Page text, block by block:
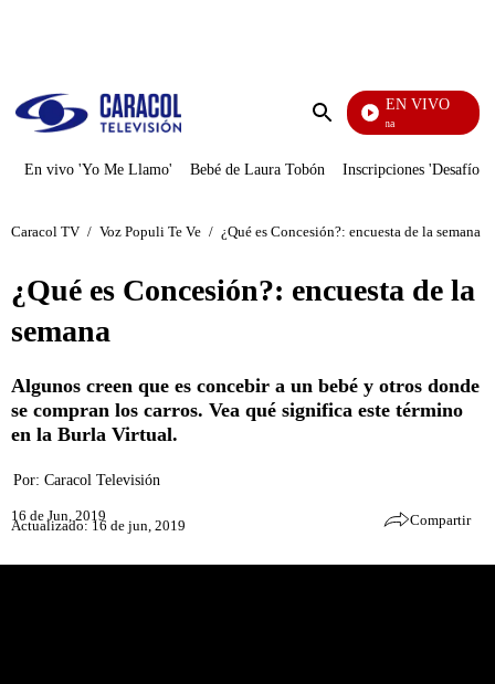
Enviar
EN VIVO
Diario De Diana
En vivo 'Yo Me Llamo' Bebé de Laura Tobón Inscripciones 'Desafío'
Caracol TV / Voz Populi Te Ve / ¿Qué es Concesión?: encuesta de la semana
¿Qué es Concesión?: encuesta de la
semana
Algunos creen que es concebir a un bebé y otros donde
se compran los carros. Vea qué significa este término
en la Burla Virtual.
Por: Caracol Televisión
16 de Jun, 2019
Actualizado: 16 de jun, 2019 Compartir